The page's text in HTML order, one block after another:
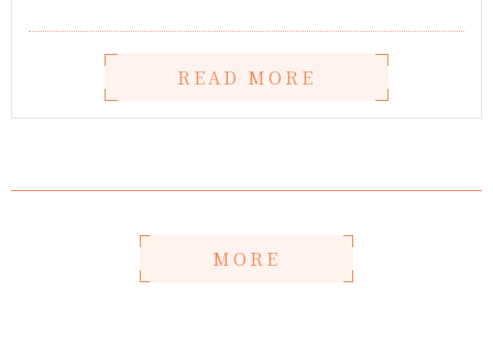
READ MORE
MORE